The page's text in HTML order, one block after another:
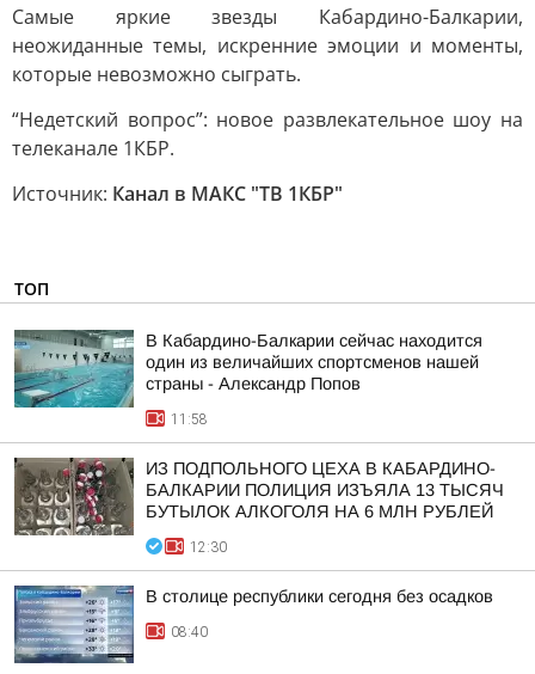
Самые яркие звезды Кабардино-Балкарии,
неожиданные темы, искренние эмоции и моменты,
которые невозможно сыграть.
“Недетский вопрос”: новое развлекательное шоу на
телеканале 1КБР.
Источник: Канал в МАКС "ТВ 1КБР"
ТОП
В Кабардино-Балкарии сейчас находится
один из величайших спортсменов нашей
страны - Александр Попов
11:58
ИЗ ПОДПОЛЬНОГО ЦЕХА В КАБАРДИНО-
БАЛКАРИИ ПОЛИЦИЯ ИЗЪЯЛА 13 ТЫСЯЧ
БУТЫЛОК АЛКОГОЛЯ НА 6 МЛН РУБЛЕЙ
12:30
В столице республики сегодня без осадков
08:40